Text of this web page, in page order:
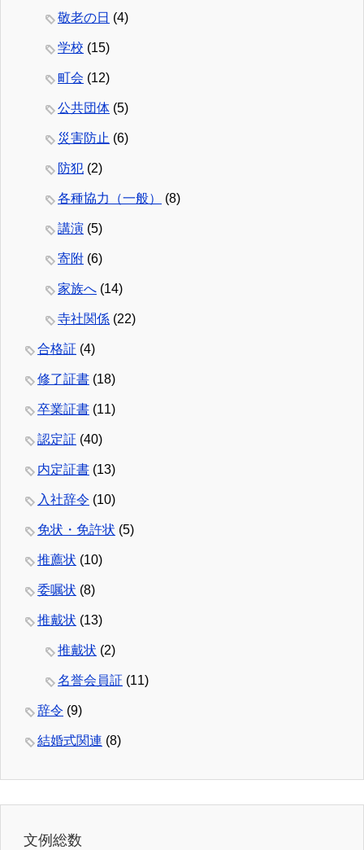
敬老の日 (4)
学校 (15)
町会 (12)
公共団体 (5)
災害防止 (6)
防犯 (2)
各種協力（一般） (8)
講演 (5)
寄附 (6)
家族へ (14)
寺社関係 (22)
合格証 (4)
修了証書 (18)
卒業証書 (11)
認定証 (40)
内定証書 (13)
入社辞令 (10)
免状・免許状 (5)
推薦状 (10)
委嘱状 (8)
推戴状 (13)
推戴状 (2)
名誉会員証 (11)
辞令 (9)
結婚式関連 (8)
文例総数